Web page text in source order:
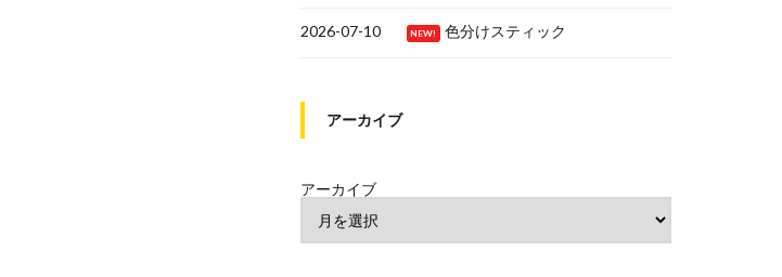
2026-07-10 NEW! 色分けスティック
アーカイブ
アーカイブ